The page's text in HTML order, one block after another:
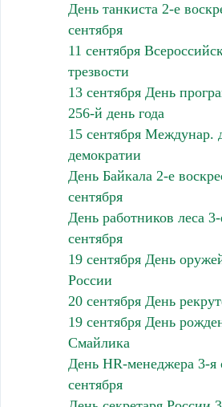
День танкиста 2-е
сентября
11 сентября
трезвости
13 сентября День
256-й день года
15 сентября Междунар.
демократии
День Байкала 2-е
сентября
День работников леса
сентября
19 сентября День
России
20 сентября День
19 сентября День
Смайлика
День HR-менеджера 3-я
сентября